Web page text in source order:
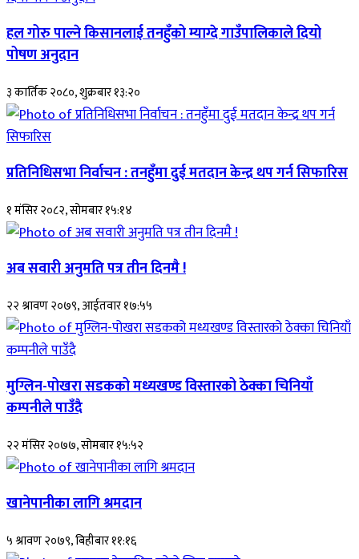
हल गोरु पाल्ने किसानलाई तनहुँको म्याग्दे गाउँपालिकाले दियो
पोषण अनुदान
३ कार्तिक २०८०, शुक्रबार १३:२०
प्रतिनिधिसभा निर्वाचन : तनहुँमा दुई मतदान केन्द्र थप गर्न सिफारिस
१ मंसिर २०८२, सोमबार १५:१४
अब सवारी अनुमति पत्र तीन दिनमै !
२२ श्रावण २०७९, आईतवार १७:५५
मुग्लिन-पोखरा सडकको मध्यखण्ड विस्तारको ठेक्का चिनियाँ
कम्पनीले पाउँदै
२२ मंसिर २०७७, सोमबार १५:५२
खानेपानीका लागि श्रमदान
५ श्रावण २०७९, बिहीबार ११:१६